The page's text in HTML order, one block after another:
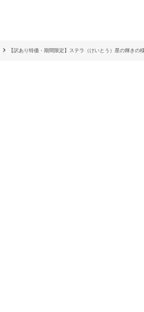
【訳あり特価・期間限定】ステラ（けいとう）星の輝きの